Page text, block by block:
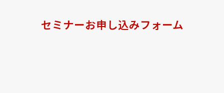
セミナーお申し込みフォーム